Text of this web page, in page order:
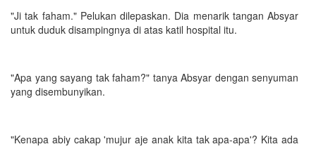
"Ji tak faham." Pelukan dilepaskan. Dia menarik tangan Absyar
untuk duduk disampingnya di atas katil hospital itu.
"Apa yang sayang tak faham?" tanya Absyar dengan senyuman
yang disembunyikan.
"Kenapa abiy cakap 'mujur aje anak kita tak apa-apa'? Kita ada